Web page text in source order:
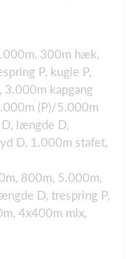
300m hæk,
P, kugle P,
3.000m kapgang
(P)/5.000m
længde D,
D, 1.000m stafet,
800m, 5.000m,
D, trespring P,
4x400m mix,